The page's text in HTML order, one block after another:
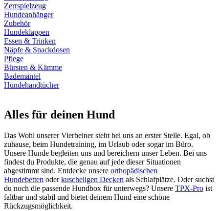
Zerrspielzeug
Hundeanhänger
Zubehör
Hundeklappen
Essen & Trinken
Näpfe & Snackdosen
Pflege
Bürsten & Kämme
Bademäntel
Hundehandtücher
Alles für deinen Hund
Das Wohl unserer Vierbeiner steht bei uns an erster Stelle. Egal, ob
zuhause, beim Hundetraining, im Urlaub oder sogar im Büro.
Unsere Hunde begleiten uns und bereichern unser Leben. Bei uns
findest du Produkte, die genau auf jede dieser Situationen
abgestimmt sind. Entdecke unsere orthopädischen
Hundebetten oderkuscheligen Decken als Schlafplätze. Oder suchst
du noch die passende Hundbox für unterwegs? Unsere TPX-Pro ist
faltbar und stabil und bietet deinem Hund eine schöne
Rückzugsmöglichkeit.